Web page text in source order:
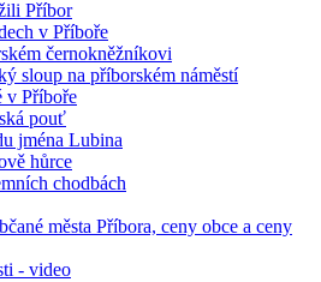
Příbor
v Příboře
černokněžníkovi
sloup na příborském náměstí
v Příboře
pouť
jména Lubina
hůrce
chodbách
města Příbora, ceny obce a ceny
- video